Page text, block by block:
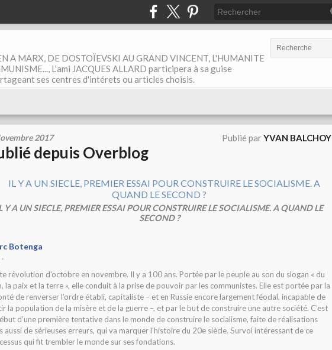
A MARX, DE DOSTOÏEVSKI AU GRAND VINCENT, L'HUMANITE
L'ami JACQUES ALLARD participera à sa guise
ses centres d'intérets ou articles choisis.
2017 Publié parYVAN BALCHOY
depuis Overblog
Y A UN SIECLE, PREMIER ESSAI POUR CONSTRUIRE LE SOCIALISME. A QUAND LE
SECOND ?
Botenga
·
révolution d'octobre en novembre. Il y a 100 ans. Portée par le peuple au son du slogan « du
la paix et la terre », elle conduit à la prise de pouvoir par les communistes. Elle est portée par la
de renverser l’ordre établi, capitaliste – et en Russie encore largement féodal, incapable de
la population de la misère et de la guerre –, et par le but de construire une autre société. C’est
d’une première tentative dans le monde de construire le socialisme, faite de réalisations
aussi de sérieuses erreurs, qui va marquer l’histoire du 20e siècle. Survol intéressant de ce
qui fit trembler le monde sur ses fondations.